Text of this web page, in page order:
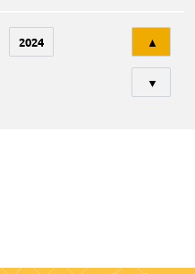
2024 ▲
▼